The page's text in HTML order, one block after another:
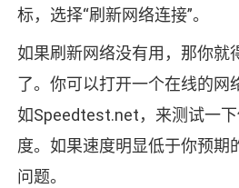
标，选择“刷新网络连接”。
如果刷新网络没有用，那你就
了。你可以打开一个在线的网
如Speedtest.net，来测试一
度。如果速度明显低于你预期
问题。